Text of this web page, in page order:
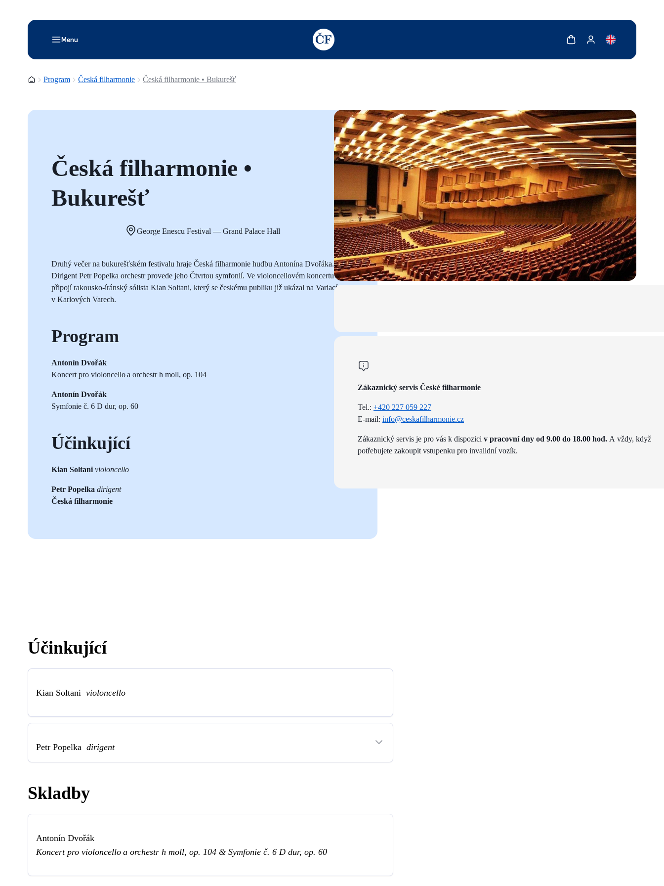
Menu
TODO: Add description for reader
Zobrazit košíkZobrazit můj účet
Domovská stránka
Program Česká filharmonie Česká filharmonie • Bukurešť
Česká filharmonie •
Bukurešť
George Enescu Festival — Grand Palace Hall
Druhý večer na bukurešťském festivalu hraje Česká filharmonie hudbu Antonína Dvořáka.
Dirigent Petr Popelka orchestr provede jeho Čtvrtou symfonií. Ve violoncellovém koncertu se
připojí rakousko-íránský sólista Kian Soltani, který se českému publiku již ukázal na Variacích
v Karlových Varech.
Program
Antonín Dvořák
Koncert pro violoncello a orchestr h moll, op. 104
Antonín Dvořák
Symfonie č. 6 D dur, op. 60
Účinkující
Kian Soltani violoncello
Petr Popelka dirigent
Česká filharmonie
Zákaznický servis České filharmonie
Tel.: +420 227 059 227
E-mail: info@ceskafilharmonie.cz
Zákaznický servis je pro vás k dispozici v pracovní dny od 9.00 do 18.00 hod. A vždy, když
potřebujete zakoupit vstupenku pro invalidní vozík.
Účinkující
Kian Soltani violoncello
Petr Popelka dirigent
Skladby
Antonín Dvořák
Koncert pro violoncello a orchestr h moll, op. 104 & Symfonie č. 6 D dur, op. 60